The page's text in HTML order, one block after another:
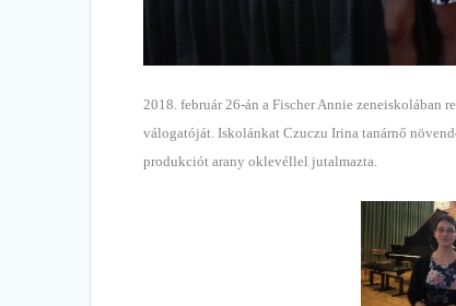
2018. február 26-án a Fischer Annie zeneiskolában
válogatóját. Iskolánkat Czuczu Irina tanárnő
produkciót arany oklevéllel jutalmazta.